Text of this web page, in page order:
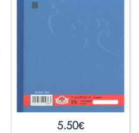
5.50€